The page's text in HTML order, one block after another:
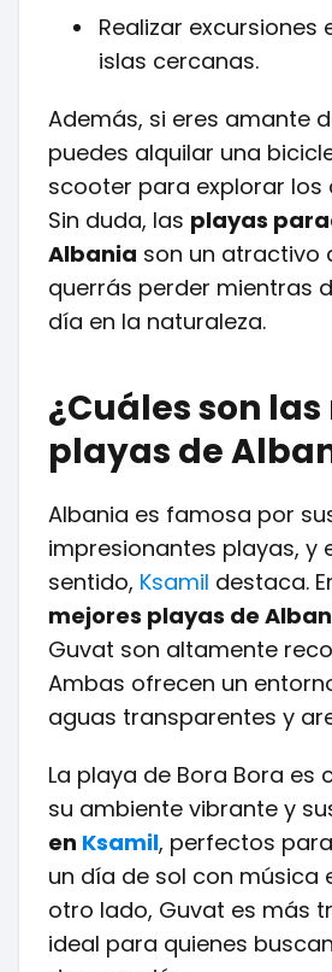
Realizar excursiones
islas cercanas.
Además, si eres amante
puedes alquilar una
scooter para explorar los
Sin duda, las playas
Albania son un atractivo
querrás perder mientras
día en la naturaleza.
¿Cuáles son
playas de
Albania es famosa por
impresionantes playas, y
sentido, Ksamil destaca.
mejores playas de
Guvat son altamente
Ambas ofrecen un
aguas transparentes y
La playa de Bora Bora es
su ambiente vibrante y
en Ksamil, perfectos
un día de sol con música
otro lado, Guvat es más
ideal para quienes